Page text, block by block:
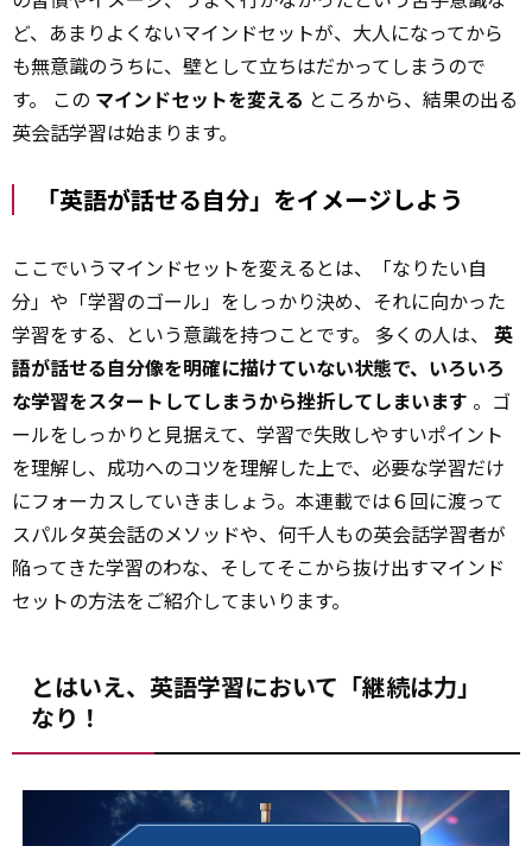
ど、あまりよくないマインドセットが、大人になってから
も無意識のうちに、壁として立ちはだかってしまうので
す。 この マインドセットを変える ところから、結果の出る
英会話学習は始まります。
「英語が話せる自分」をイメージしよう
ここでいうマインドセットを変えるとは、「なりたい自
分」や「学習のゴール」をしっかり決め、それに向かった
学習をする、という意識を持つことです。 多くの人は、 英
語が話せる自分像を明確に描けていない状態で、いろいろ
な学習をスタートしてしまうから挫折してしまいます 。ゴ
ールをしっかりと見据えて、学習で失敗しやすいポイント
を理解し、成功へのコツを理解した上で、必要な学習だけ
にフォーカスしていきましょう。本連載では６回に渡って
スパルタ英会話のメソッドや、何千人もの英会話学習者が
陥ってきた学習のわな、そしてそこから抜け出すマインド
セットの方法をご紹介してまいります。
とはいえ、英語学習において「継続は力」
なり！